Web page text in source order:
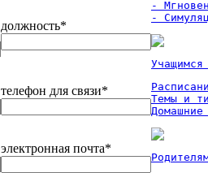
должность*
телефон для связи*
электронная почта*
-
-
Темы и
Домашние